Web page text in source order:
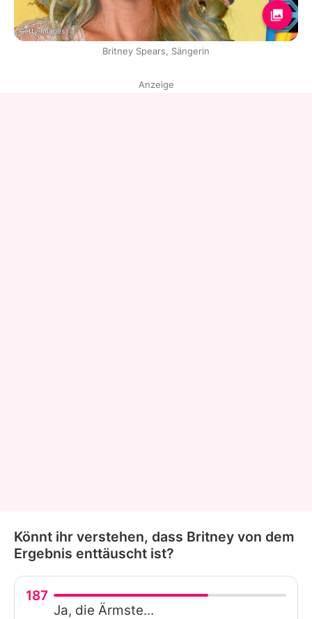
Getty Images
Britney Spears, Sängerin
Anzeige
Könnt ihr verstehen, dass Britney von dem
Ergebnis enttäuscht ist?
187
Ja, die Ärmste...